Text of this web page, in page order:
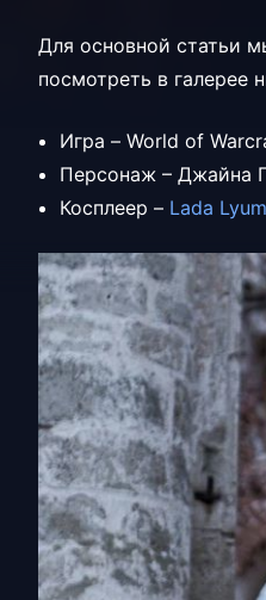
Для основной статьи
посмотреть в галерее
Игра – World of
Персонаж – Джайна
Косплеер – Lada